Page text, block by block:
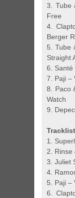
3. Tube
Free
4.
Berger
5. Tube
Straight
6. Santé
7. Paji –
8. Paco
Watch
9.
1.
2. Rinse
3. Juliet
4.
5. Paji –
6.